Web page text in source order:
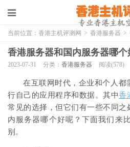
当前位置： 香港主机评测网 > 香港服务器 >
香港服务器和国内服务器哪个
2023-07-31 分类： 香港服务器 阅读(578)
在互联网时代，企业和个人都
行自己的应用程序和数据。其中香
常见的选择，但它们有一些不同之
内服务器哪个好呢？下面我们来
别。